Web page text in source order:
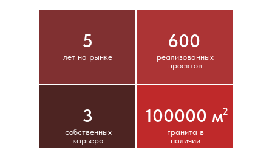
5 600
3 2
100000 м
лет на рынке
реализованных
проектов
собственных
карьера
гранита в
наличии